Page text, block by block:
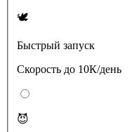
🕊
Быстрый запуск
Скорость до 10К/день
😈